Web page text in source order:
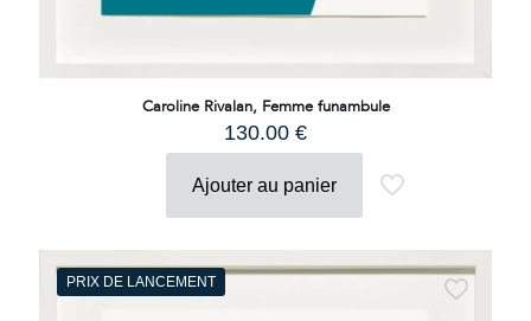
Caroline Rivalan, Femme funambule
130.00 €
Ajouter au panier
PRIX DE LANCEMENT